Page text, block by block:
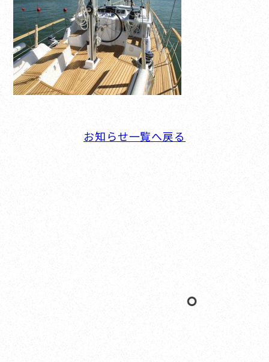
お知らせ一覧へ戻る